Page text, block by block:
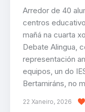
Arredor de 40
centros
mañá na cuarta
Debate Alingua,
representación
equipos, un do
Bertamiráns, no
22 Xaneiro, 2026